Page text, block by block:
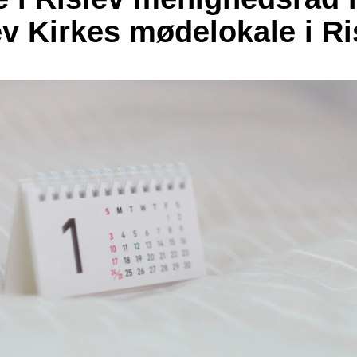
Kirkes mødelokale i